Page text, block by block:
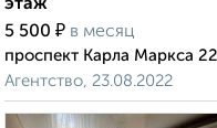
этаж
5 500 ₽ в месяц
проспект Карла Маркса
Агентство, 23.08.2022